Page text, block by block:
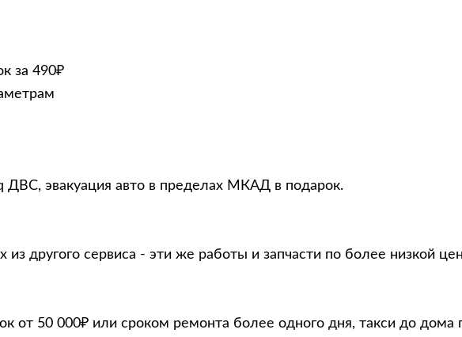
за 490₽
ДВС, эвакуация авто в пределах МКАД в подарок.
из другого сервиса - эти же работы и запчасти по более низкой
от 50 000₽ или сроком ремонта более одного дня, такси до дома